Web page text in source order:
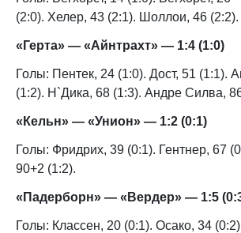
(2:0). Хелер, 43 (2:1). Шоллои, 46 (2:2).
«Герта» — «Айнтрахт» — 1:4 (1:0)
Голы: Пентек, 24 (1:0). Дост, 51 (1:1).
(1:2). Н`Дика, 68 (1:3). Андре Силва,
«Кельн» — «Унион» — 1:2 (0:1)
Голы: Фридрих, 39 (0:1). Гентнер, 67
90+2 (1:2).
«Падерборн» — «Вердер» — 1:5
Голы: Классен, 20 (0:1). Осако, 34